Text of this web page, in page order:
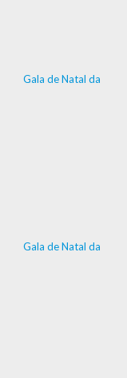
Gala de Natal da
Gala de Natal da